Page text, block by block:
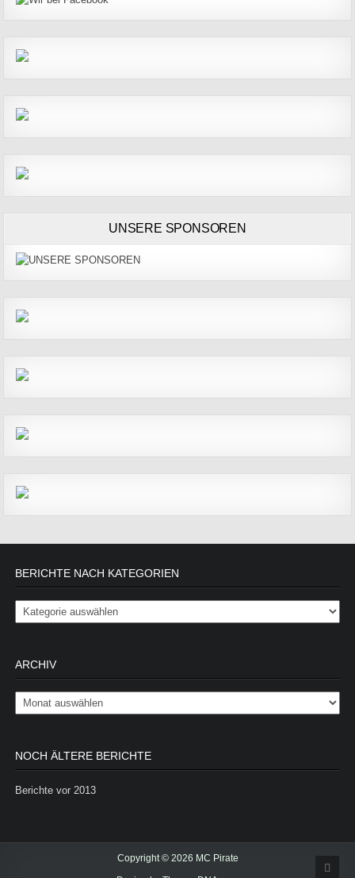
UNSERE SPONSOREN
BERICHTE NACH KATEGORIEN
Berichte nach Kategorien
ARCHIV
Archiv
NOCH ÄLTERE BERICHTE
Berichte vor 2013
Copyright © 2026 MC Pirate